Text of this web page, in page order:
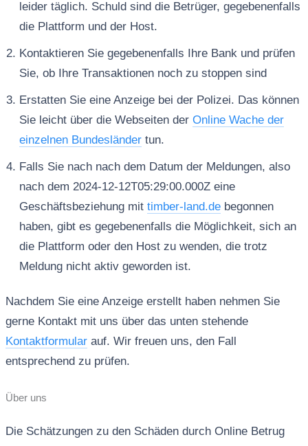
leider täglich. Schuld sind die Betrüger, gegebenenfalls
die Plattform und der Host.
Kontaktieren Sie gegebenenfalls Ihre Bank und prüfen
Sie, ob Ihre Transaktionen noch zu stoppen sind
Erstatten Sie eine Anzeige bei der Polizei. Das können
Sie leicht über die Webseiten der Online Wache der
einzelnen Bundesländertun.
Falls Sie nach nach dem Datum der Meldungen, also
nach dem 2024-12-12T05:29:00.000Z eine
Geschäftsbeziehung mit timber-land.debegonnen
haben, gibt es gegebenenfalls die Möglichkeit, sich an
die Plattform oder den Host zu wenden, die trotz
Meldung nicht aktiv geworden ist.
Nachdem Sie eine Anzeige erstellt haben nehmen Sie
gerne Kontakt mit uns über das unten stehende
Kontaktformularauf. Wir freuen uns, den Fall
entsprechend zu prüfen.
Über uns
Die Schätzungen zu den Schäden durch Online Betrug